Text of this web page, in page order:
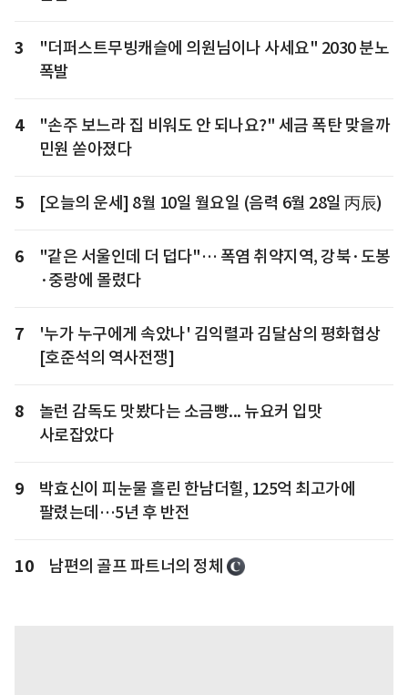
3
"더퍼스트무빙캐슬에 의원님이나 사세요" 2030 분노
폭발
4
"손주 보느라 집 비워도 안 되나요?" 세금 폭탄 맞을까
민원 쏟아졌다
5 [오늘의 운세] 8월 10일 월요일 (음력 6월 28일 丙辰)
6
"같은 서울인데 더 덥다"… 폭염 취약지역, 강북·도봉
·중랑에 몰렸다
7
'누가 누구에게 속았나' 김익렬과 김달삼의 평화협상
[호준석의 역사전쟁]
8
놀런 감독도 맛봤다는 소금빵... 뉴요커 입맛
사로잡았다
9
박효신이 피눈물 흘린 한남더힐, 125억 최고가에
팔렸는데…5년 후 반전
10 남편의 골프 파트너의 정체